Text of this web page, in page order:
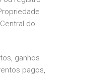
do
ganhos
pagos,